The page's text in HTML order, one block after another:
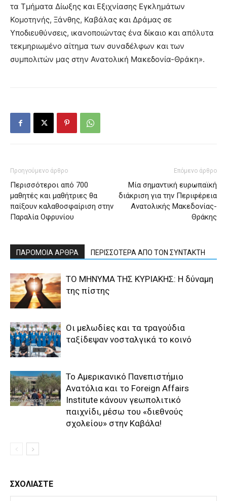
τα Τμήματα Δίωξης και Εξιχνίασης Εγκλημάτων
Κομοτηνής, Ξάνθης, Καβάλας και Δράμας σε
Υποδιευθύνσεις, ικανοποιώντας ένα δίκαιο και απόλυτα
τεκμηριωμένο αίτημα των συναδέλφων και των
συμπολιτών μας στην Ανατολική Μακεδονία-Θράκη».
Προηγούμενο άρθρο
Περισσότεροι από 700
μαθητές και μαθήτριες θα
παίξουν καλαθοσφαίριση στην
Παραλία Οφρυνίου
Επόμενο άρθρο
Μία σημαντική ευρωπαϊκή
διάκριση για την Περιφέρεια
Ανατολικής Μακεδονίας-
Θράκης
ΠΑΡΟΜΟΙΑ ΑΡΘΡΑ ΠΕΡΙΣΣΟΤΕΡΑ ΑΠΟ ΤΟΝ ΣΥΝΤΑΚΤΗ
ΤΟ ΜΗΝΥΜΑ ΤΗΣ ΚΥΡΙΑΚΗΣ: Η δύναμη
της πίστης
Οι μελωδίες και τα τραγούδια
ταξίδεψαν νοσταλγικά το κοινό
Το Αμερικανικό Πανεπιστήμιο
Ανατόλια και το Foreign Affairs
Institute κάνουν γεωπολιτικό
παιχνίδι, μέσω του «διεθνούς
σχολείου» στην Καβάλα!
ΣΧΟΛΙΑΣΤΕ